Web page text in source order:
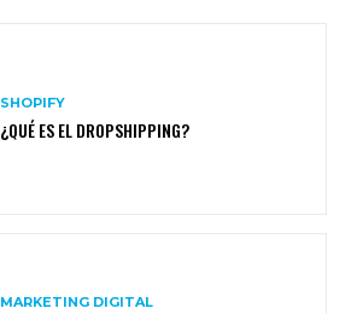
SHOPIFY
¿QUÉ ES EL DROPSHIPPING?
MARKETING DIGITAL